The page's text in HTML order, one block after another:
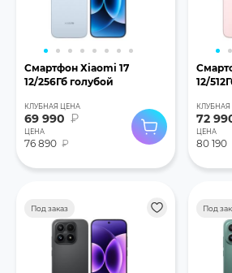
Смартфон Хiaomi 17
12/256Гб голубой
КЛУБНАЯ ЦЕНА
69 990 ₽
ЦЕНА
76 890 ₽
12/
72
ЦЕНА
80 190
Под заказ Под